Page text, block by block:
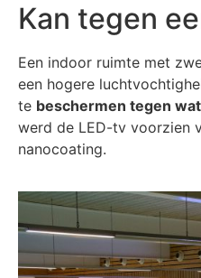
Kan tegen
Een indoor ruimte met
een hogere
te beschermen tegen
werd de LED-tv voorzien
nanocoating.